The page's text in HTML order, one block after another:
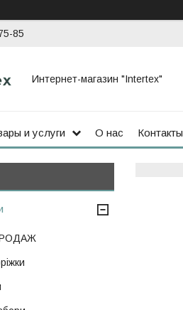
85
Интернет-магазин "Intertex"
и услуги О нас Контакты